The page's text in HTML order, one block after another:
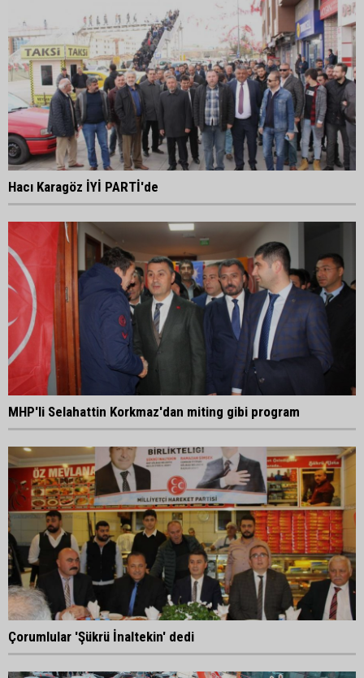
Hacı Karagöz İYİ PARTİ'de
MHP'li Selahattin Korkmaz'dan miting gibi program
Çorumlular 'Şükrü İnaltekin' dedi